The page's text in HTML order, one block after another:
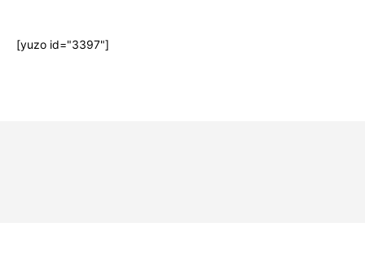
[yuzo id="3397"]